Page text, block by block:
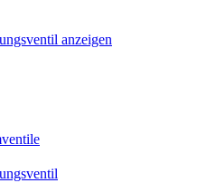
anzeigen